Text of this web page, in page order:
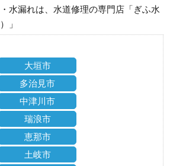
水漏れは、水道修理の専門店「ぎふ水
」
大垣市
多治見市
中津川市
瑞浪市
恵那市
土岐市